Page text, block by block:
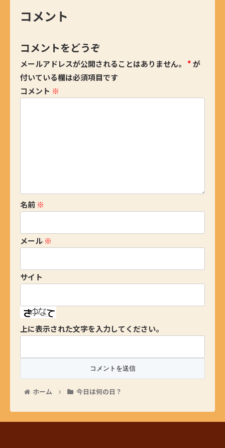
コメント
コメントをどうぞ
メールアドレスが公開されることはありません。 *が
付いている欄は必須項目です
コメント ※
名前 ※
メール ※
サイト
上に表示された文字を入力してください。
ホーム 今日は何の日？